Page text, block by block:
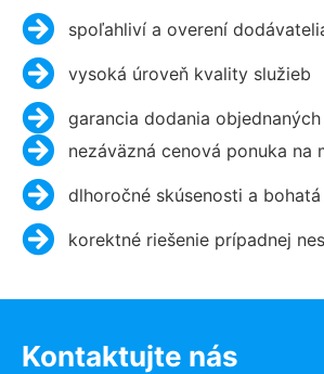
spoľahliví a overení
vysoká úroveň kvality služieb
garancia dodania
nezáväzná cenová ponuka na
dlhoročné skúsenosti a
korektné riešenie prípadnej
Kontaktujte nás